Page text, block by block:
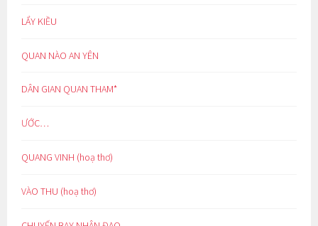
LẨY KIỀU
QUAN NÀO AN YÊN
DÂN GIAN QUAN THAM*
ƯỚC…
QUANG VINH (hoạ thơ)
VÀO THU (hoạ thơ)